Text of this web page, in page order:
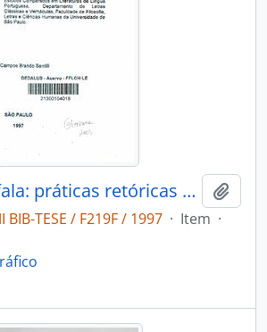
As flores da fala: práticas retóricas entre os Wapishana
BIB-TESE / F219F / 1997 · Item ·